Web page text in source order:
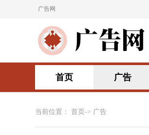
广告网
首页 广告
当前位置： 首页 -> 广告